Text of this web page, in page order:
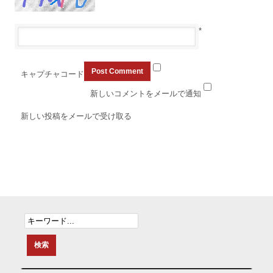
キャプチャコード
*
新しいコメントをメールで通知
新しい投稿をメールで受け取る